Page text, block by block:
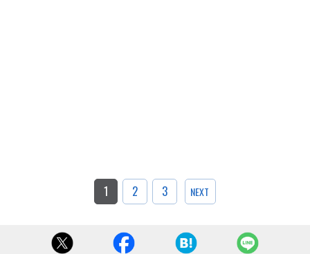
1 2 3 NEXT